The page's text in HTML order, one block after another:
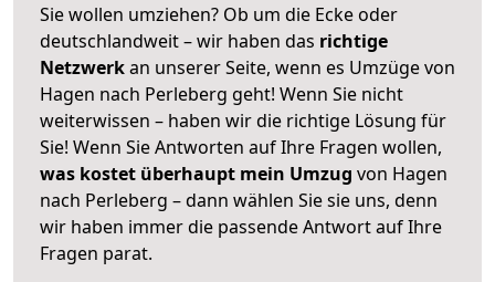
Sie wollen umziehen? Ob um die Ecke oder
deutschlandweit – wir haben das richtige
Netzwerkan unserer Seite, wenn es Umzüge von
Hagen nach Perleberg geht! Wenn Sie nicht
weiterwissen – haben wir die richtige Lösung für
Sie! Wenn Sie Antworten auf Ihre Fragen wollen,
was kostet überhaupt mein Umzug von Hagen
nach Perleberg – dann wählen Sie sie uns, denn
wir haben immer die passende Antwort auf Ihre
Fragen parat.